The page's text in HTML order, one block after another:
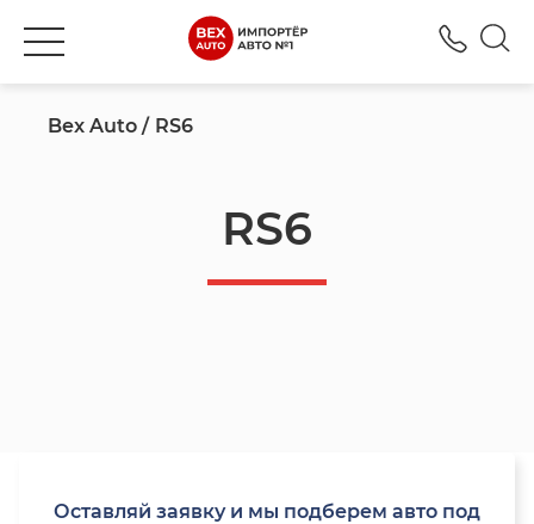
Bex Auto RS6
RS6
Оставляй заявку и мы подберем авто под